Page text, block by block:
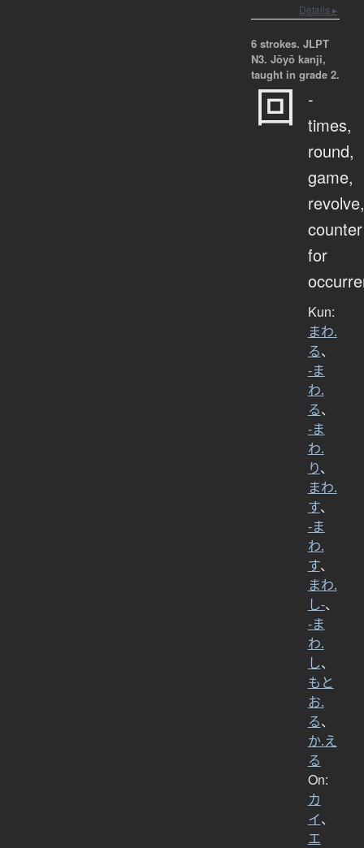
Details ▸
6 strokes. JLPT
N3. Jōyō kanji,
taught in grade 2.
回
-
times,
round,
game,
revolve,
counter
for
Kun:
まわ.
る、
-ま
わ.
る、
-ま
わ.
り、
まわ.
す、
-ま
わ.
す、
まわ.
し-、
-ま
わ.
し、
もと
お.
る、
か.え
る
On:
カ
イ、
エ